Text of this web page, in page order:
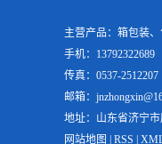
主营产品： 箱包装
手机：13792322689
传真：0537-2512207
邮箱：
地址：山东省济宁
网站地图 | RSS |